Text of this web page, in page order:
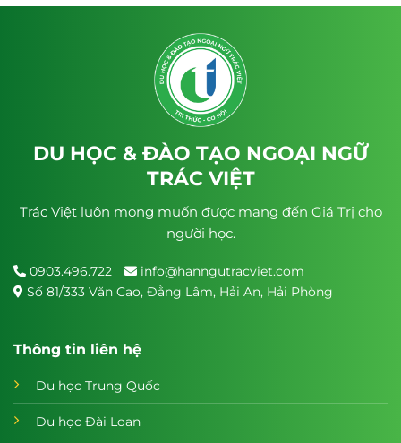
DU HỌC & ĐÀO TẠO NGOẠI NGỮ
TRÁC VIỆT
Trác Việt luôn mong muốn được mang đến Giá Trị cho
người học.
0903.496.722
info@hanngutracviet.com
Số 81/333 Văn Cao, Đằng Lâm, Hải An, Hải Phòng
Thông tin liên hệ
Du học Trung Quốc
Du học Đài Loan